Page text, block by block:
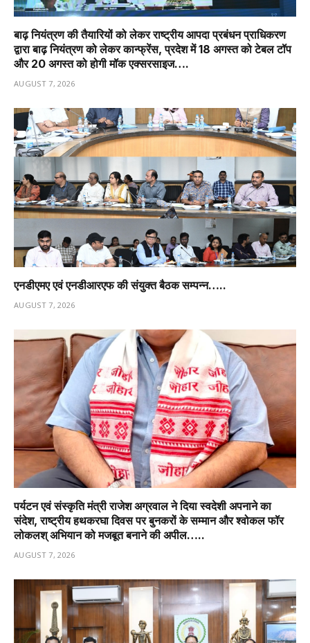
बाढ़ नियंत्रण की तैयारियों को लेकर राष्ट्रीय आपदा प्रबंधन प्राधिकरण
द्वारा बाढ़ नियंत्रण को लेकर कान्फ्रेंस, प्रदेश में 18 अगस्त को टेबल टॉप
और 20 अगस्त को होगी मॉक एक्सरसाइज….
AUGUST 7, 2026
एनडीएमए एवं एनडीआरएफ की संयुक्त बैठक सम्पन्न…..
AUGUST 7, 2026
पर्यटन एवं संस्कृति मंत्री राजेश अग्रवाल ने दिया स्वदेशी अपनाने का
संदेश, राष्ट्रीय हथकरघा दिवस पर बुनकरों के सम्मान और श्वोकल फॉर
लोकलश् अभियान को मजबूत बनाने की अपील…..
AUGUST 7, 2026